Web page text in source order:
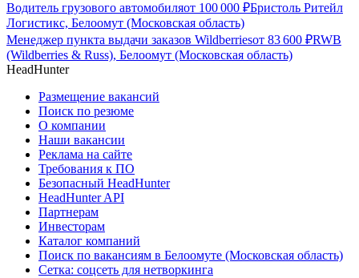
Водитель грузового автомобиляот 100 000 ₽Бристоль Ритейл
Логистикс, Белоомут (Московская область)
Менеджер пункта выдачи заказов Wildberriesот 83 600 ₽RWB
(Wildberries & Russ), Белоомут (Московская область)
HeadHunter
Размещение вакансий
Поиск по резюме
О компании
Наши вакансии
Реклама на сайте
Требования к ПО
Безопасный HeadHunter
HeadHunter API
Партнерам
Инвесторам
Каталог компаний
Поиск по вакансиям в Белоомуте (Московская область)
Сетка: соцсеть для нетворкинга